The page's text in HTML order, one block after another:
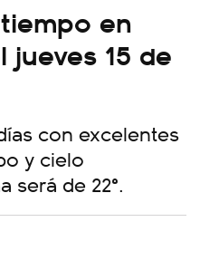
en
jueves 15 de
con excelentes
y cielo
será de 22°.